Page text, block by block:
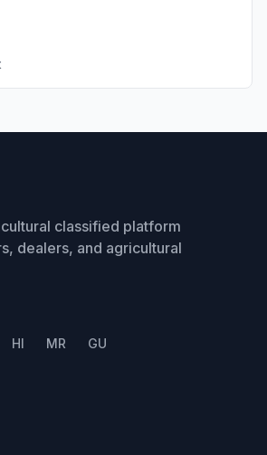
classified platform
dealers, and agricultural
HI MR GU